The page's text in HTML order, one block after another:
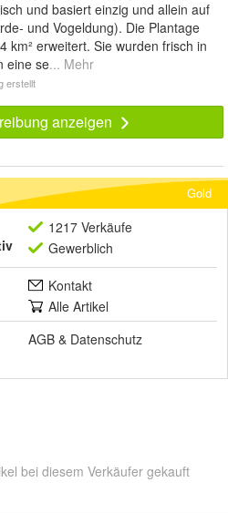
und basiert einzig und allein auf
und Vogeldung). Die Plantage
km² erweitert. Sie wurden frisch in
eine se... Mehr
erstellt
anzeigen
Gold
1217 Verkäufe
Gewerblich
Kontakt
Alle Artikel
AGB & Datenschutz
bei diesem Verkäufer gekauft